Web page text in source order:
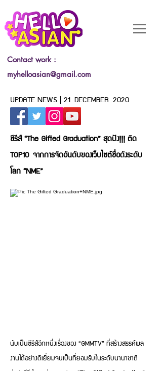
Contact work :
myhelloasian@gmail.com
UPDATE NEWS | 21 DECEMBER 2020
ซีรีส์ “The Gifted Graduation” สุดปัง!!! ติด
TOP10 จากการจัดอันดับของเว็บไซต์ชื่อดังระดับ
โลก “NME”
นับเป็นซีรีส์อีกหนึ่งเรื่องของ “GMMTV” ที่สร้างสรรค์ผล
งานได้อย่างดีเยี่ยมจนเป็นที่ยอมรับในระดับนานาชาติ